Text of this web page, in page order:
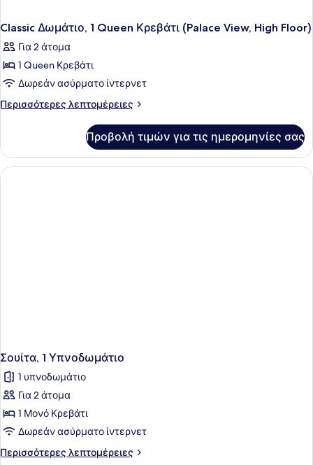
Classic Δωμάτιο, 1 Queen Κρεβάτι (Palace View, High Floor)
Για 2 άτομα
1 Queen Κρεβάτι
Δωρεάν ασύρματο ίντερνετ
Περισσότερες λεπτομέρειες
Περισσότερες
Δωμάτιο,
Queen
Προβολή τιμών για τις ημερομηνίες σας
Σουίτα, 1 Υπνοδωμάτιο
1 υπνοδωμάτιο
Για 2 άτομα
1 Μονό Κρεβάτι
Δωρεάν ασύρματο ίντερνετ
Περισσότερες λεπτομέρειες
Περισσότερες